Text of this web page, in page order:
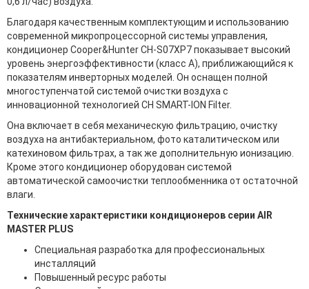
Благодаря качественным комплектующим и использованию
современной микропроцессорной системы управления,
кондиционер Cooper&Hunter CH-S07XP7 показывает высокий
уровень энергоэффективности (класс А), приближающийся к
показателям инверторных моделей. Он оснащен полной
многоступенчатой системой очистки воздуха с
инновационной технологией CH SMART-ION Filter.
Она включает в себя механическую фильтрацию, очистку
воздуха на антибактериальном, фото каталитическом или
катехиновом фильтрах, а так же дополнительную ионизацию.
Кроме этого кондиционер оборудован системой
автоматической самоочистки теплообменника от остаточной
влаги.
Технические характеристики кондиционеров серии AIR
MASTER PLUS
Специальная разработка для профессиональных
инсталляций
Повышенный ресурс работы